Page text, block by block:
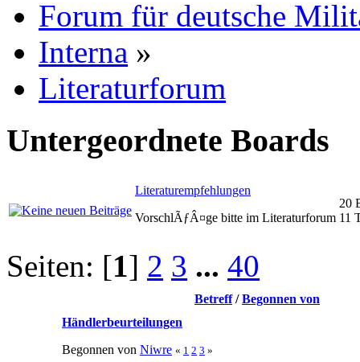
Forum für deutsche
Interna »
Literaturforum
Untergeordnete Boards
Literaturempfehlungen
VorschlÃƒÂ¤ge bitte im Literaturforum
20
11
Seiten: [1] 2 3 ... 40
Betreff/Begonnen von
Händlerbeurteilungen
Begonnen von Niwre « 1 2 3 »